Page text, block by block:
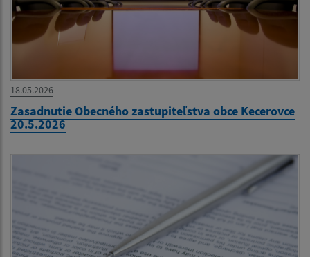
18.05.2026
Zasadnutie Obecného zastupiteľstva obce Kecerovce
20.5.2026